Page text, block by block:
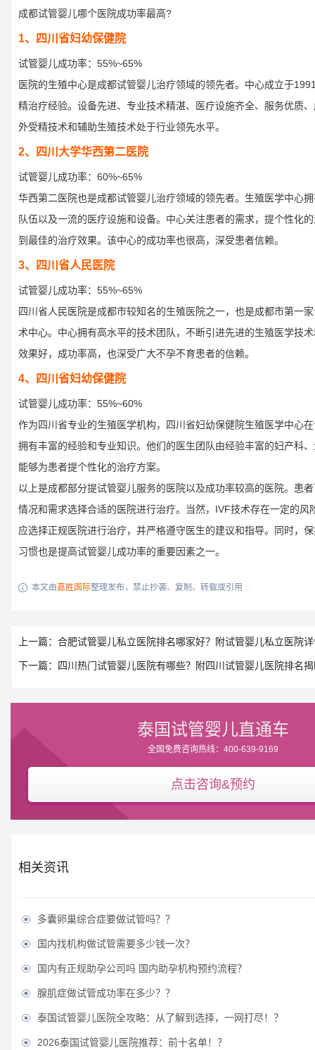
成都试管婴儿哪个医院成功率最高?
1、四川省妇幼保健院
试管婴儿成功率：55%~65%
医院的生殖中心是成都试管婴儿治疗领域的领先者。中心成立于
精治疗经验。设备先进、专业技术精湛、医疗设施齐全、服务优质
外受精技术和辅助生殖技术处于行业领先水平。
2、四川大学华西第二医院
试管婴儿成功率：60%~65%
华西第二医院也是成都试管婴儿治疗领域的领先者。生殖医学中心
队伍以及一流的医疗设施和设备。中心关注患者的需求，提个性化
到最佳的治疗效果。该中心的成功率也很高，深受患者信赖。
3、四川省人民医院
试管婴儿成功率：55%~65%
四川省人民医院是成都市较知名的生殖医院之一，也是成都市第一
术中心。中心拥有高水平的技术团队，不断引进先进的生殖医学技
效果好，成功率高，也深受广大不孕不育患者的信赖。
4、四川省妇幼保健院
试管婴儿成功率：55%~60%
作为四川省专业的生殖医学机构，四川省妇幼保健院生殖医学中心
拥有丰富的经验和专业知识。他们的医生团队由经验丰富的妇产科
能够为患者提个性化的治疗方案。
以上是成都部分提试管婴儿服务的医院以及成功率较高的医院。患
情况和需求选择合适的医院进行治疗。当然，IVF技术存在一定的风
应选择正规医院进行治疗，并严格遵守医生的建议和指导。同时，
习惯也是提高试管婴儿成功率的重要因素之一。
 本文由嘉胜国际整理发布，禁止抄袭、复制、转载或引用
上一篇：合肥试管婴儿私立医院排名哪家好？附试管婴儿私立医院
下一篇：四川热门试管婴儿医院有哪些？附四川试管婴儿医院排名
泰国试管婴儿直通车
全国免费咨询热线：400-639-9169
点击咨询&预约
相关资讯
 多囊卵巢综合症要做试管吗？？
 国内找机构做试管需要多少钱一次？
 国内有正规助孕公司吗 国内助孕机构预约流程？
 腺肌症做试管成功率在多少？？
 泰国试管婴儿医院全攻略：从了解到选择，一网打尽！？
 2026泰国试管婴儿医院推荐：前十名单！？